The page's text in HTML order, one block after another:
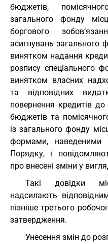
бюджетів,
загального фонду
боргового
асигнувань загального
винятком надання
розпису спеціального
винятком власних
та відповідних
повернення кредитів
бюджетів та
із загального фонду
формами,
Порядку, і
про внесені зміни у
Такі довідки
надсилають
пізніше третього
затвердження.
Унесення змін до